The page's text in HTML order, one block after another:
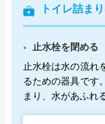
トイレ詰ま
止水栓を閉める
止水栓は水の流れ
るための器具です
まり、水があふれ